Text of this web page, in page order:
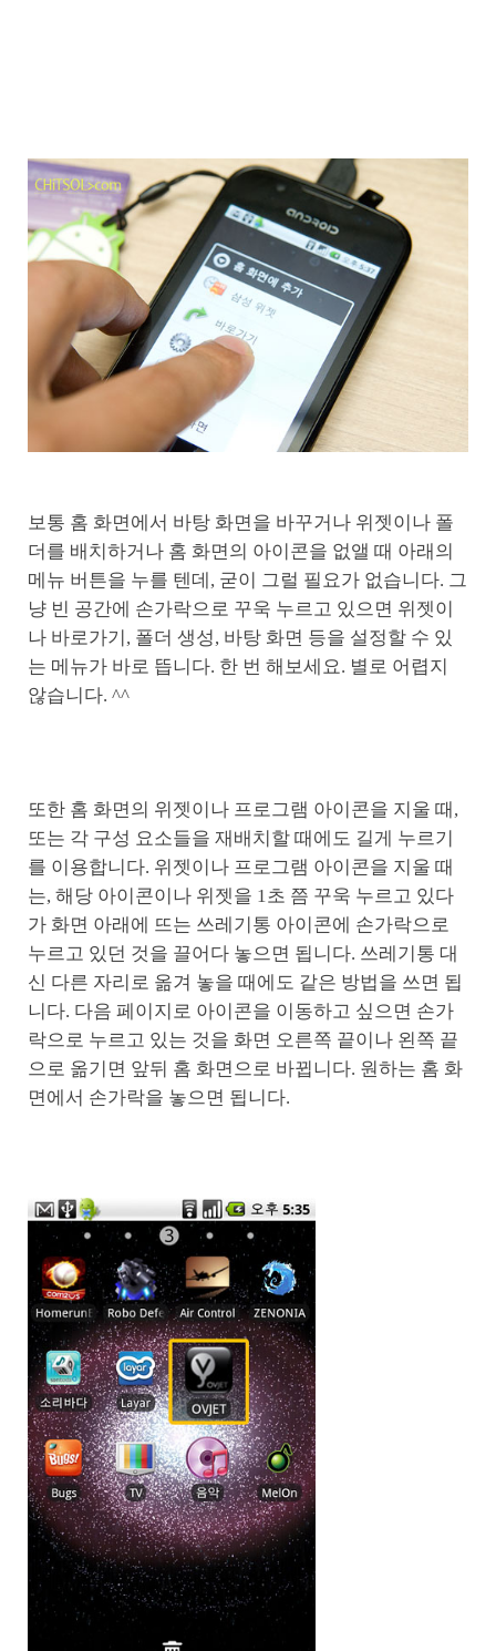
보통 홈 화면에서 바탕 화면을 바꾸거나 위젯이나 폴
더를 배치하거나 홈 화면의 아이콘을 없앨 때 아래의
메뉴 버튼을 누를 텐데, 굳이 그럴 필요가 없습니다. 그
냥 빈 공간에 손가락으로 꾸욱 누르고 있으면 위젯이
나 바로가기, 폴더 생성, 바탕 화면 등을 설정할 수 있
는 메뉴가 바로 뜹니다. 한 번 해보세요. 별로 어렵지
않습니다. ^^
또한 홈 화면의 위젯이나 프로그램 아이콘을 지울 때,
또는 각 구성 요소들을 재배치할 때에도 길게 누르기
를 이용합니다. 위젯이나 프로그램 아이콘을 지울 때
는, 해당 아이콘이나 위젯을 1초 쯤 꾸욱 누르고 있다
가 화면 아래에 뜨는 쓰레기통 아이콘에 손가락으로
누르고 있던 것을 끌어다 놓으면 됩니다. 쓰레기통 대
신 다른 자리로 옮겨 놓을 때에도 같은 방법을 쓰면 됩
니다. 다음 페이지로 아이콘을 이동하고 싶으면 손가
락으로 누르고 있는 것을 화면 오른쪽 끝이나 왼쪽 끝
으로 옮기면 앞뒤 홈 화면으로 바뀝니다. 원하는 홈 화
면에서 손가락을 놓으면 됩니다.